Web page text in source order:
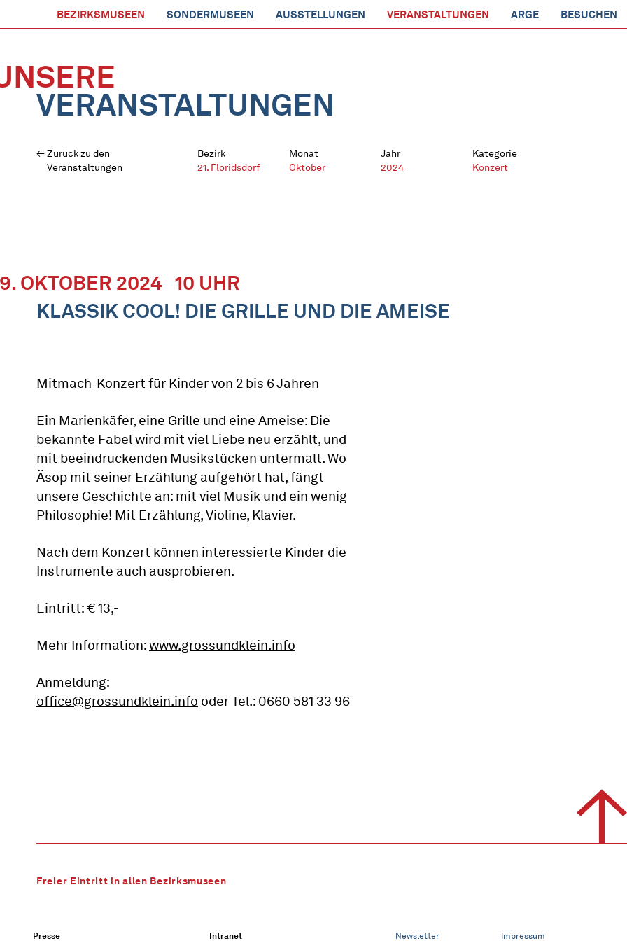
BEZIRKSMUSEEN SONDERMUSEEN AUSSTELLUNGEN VERANSTALTUNGEN ARGE BESUCHEN
VERANSTALTUNGEN
Zurück zu den
Veranstaltungen
Bezirk
21. Floridsdorf
Monat
Oktober
Jahr
2024
Kategorie
Konzert
OKTOBER 2024 10 UHR
KLASSIK COOL! DIE GRILLE UND DIE AMEISE
Mitmach-Konzert für Kinder von 2 bis 6 Jahren
Ein Marienkäfer, eine Grille und eine Ameise: Die
bekannte Fabel wird mit viel Liebe neu erzählt, und
mit beeindruckenden Musikstücken untermalt. Wo
Äsop mit seiner Erzählung aufgehört hat, fängt
unsere Geschichte an: mit viel Musik und ein wenig
Philosophie! Mit Erzählung, Violine, Klavier.
Nach dem Konzert können interessierte Kinder die
Instrumente auch ausprobieren.
Eintritt: € 13,-
Mehr Information:www.grossundklein.info
Anmeldung:
office@grossundklein.info oder Tel.: 0660 581 33 96
Freier Eintritt in allen Bezirksmuseen
Presse Intranet Newsletter Impressum